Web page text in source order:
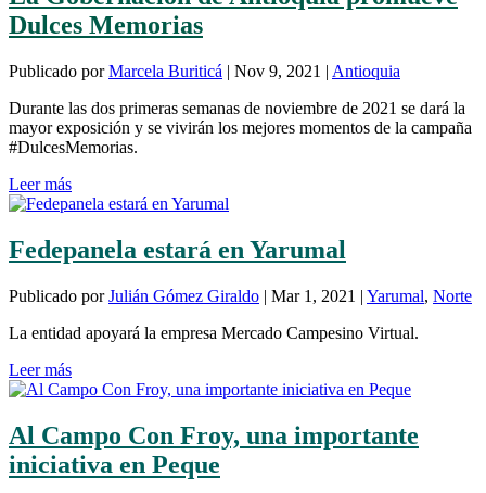
Dulces Memorias
Publicado porMarcela Buriticá | Nov 9, 2021 | Antioquia
Durante las dos primeras semanas de noviembre de 2021 se dará la
mayor exposición y se vivirán los mejores momentos de la campaña
#DulcesMemorias.
Leer más
Fedepanela estará en Yarumal
Publicado porJulián Gómez Giraldo | Mar 1, 2021 | Yarumal, Norte
La entidad apoyará la empresa Mercado Campesino Virtual.
Leer más
Al Campo Con Froy, una importante
iniciativa en Peque